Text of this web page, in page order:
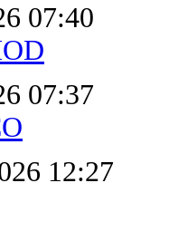
07:40
07:37
12:27